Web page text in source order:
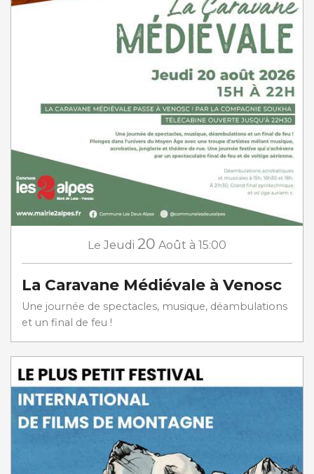
Le Jeudi 20 Août à 15:00
La Caravane Médiévale à Venosc
Une journée de spectacles, musique, déambulations
et un final de feu !